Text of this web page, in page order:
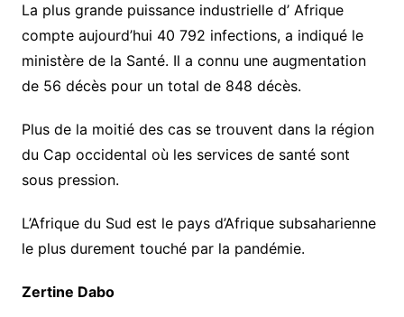
La plus grande puissance industrielle d’ Afrique
compte aujourd’hui 40 792 infections, a indiqué le
ministère de la Santé. Il a connu une augmentation
de 56 décès pour un total de 848 décès.
Plus de la moitié des cas se trouvent dans la région
du Cap occidental où les services de santé sont
sous pression.
L’Afrique du Sud est le pays d’Afrique subsaharienne
le plus durement touché par la pandémie.
Zertine Daboзаймы без процентов на киви кошелек